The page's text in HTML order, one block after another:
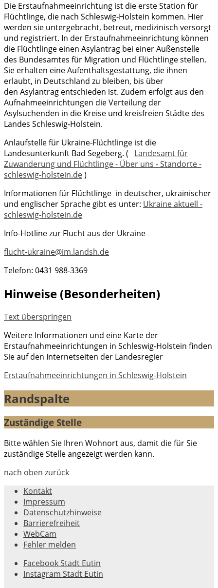
Die Erstaufnahmeeinrichtung ist die erste Station für
Flüchtlinge, die nach Schleswig-Holstein kommen. Hier
werden sie untergebracht, betreut, medizinisch versorgt
und registriert. In der Erstaufnahmeeinrichtung können
die Flüchtlinge einen Asylantrag bei einer Außenstelle
des Bundesamtes für Migration und Flüchtlinge stellen.
Sie erhalten eine Aufenthaltsgestattung, die ihnen
erlaubt, in Deutschland zu bleiben, bis über
den Asylantrag entschieden ist. Zudem erfolgt aus den
Aufnahmeeinrichtungen die Verteilung der
Asylsuchenden in die Kreise und kreisfreien Städte des
Landes Schleswig-Holstein.
Anlaufstelle für Ukraine-Flüchtlinge ist die
Landesunterkunft Bad Segeberg. ( Landesamt für
Zuwanderung und Flüchtlinge - Über uns - Standorte -
schleswig-holstein.de)
Informationen für Flüchtlinge in deutscher, ukrainischer
und englischer Sprache gibt es unter: Ukraine aktuell -
schleswig-holstein.de
Info-Hotline zur Flucht aus der Ukraine
flucht-ukraine@im.landsh.de
Telefon: 0431 988-3369
Hinweise (Besonderheiten)
Text überspringen
Weitere Informationen und eine Karte der
Erstaufnahmeeinrichtungen in Schleswig-Holstein finden
Sie auf den Internetseiten der Landesregier
Erstaufnahmeeinrichtungen in Schleswig-Holstein
Randspalte
Zuständige Stelle
Bitte wählen Sie Ihren Wohnort aus, damit die für Sie
zuständige Stelle angezeigt werden kann.
nach oben zurück
Kontakt
Impressum
Datenschutzhinweise
Barrierefreiheit
WebCam
Fehler melden
Facebook Stadt Eutin
Instagram Stadt Eutin